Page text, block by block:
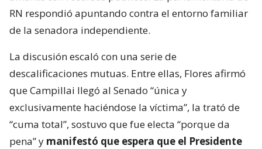
RN respondió apuntando contra el entorno familiar
de la senadora independiente.
La discusión escaló con una serie de
descalificaciones mutuas. Entre ellas, Flores afirmó
que Campillai llegó al Senado “única y
exclusivamente haciéndose la víctima”, la trató de
“cuma total”, sostuvo que fue electa “porque da
pena” y manifestó que espera que el Presidente